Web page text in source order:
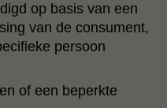
op basis van een
van de consument,
persoon
of een beperkte